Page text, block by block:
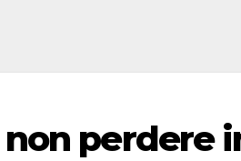
perdere